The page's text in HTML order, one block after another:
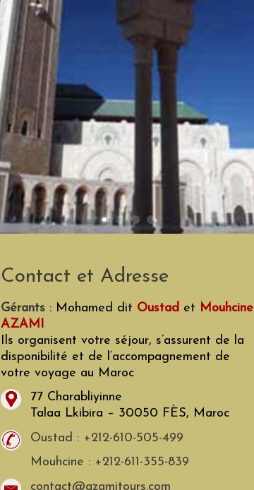
Contact et Adresse
Gérants : Mohamed dit Oustad et Mouhcine
AZAMI
Ils organisent votre séjour, s’assurent de la
disponibilité et de l’accompagnement de
votre voyage au Maroc
77 Charabliyinne
Talaa Lkibira – 30050 FÈS, Maroc
Oustad : +212-610-505-499
Mouhcine : +212-611-355-839
contact@azamitours.com